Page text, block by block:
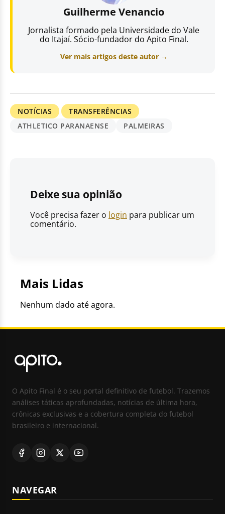
Guilherme Venancio
Jornalista formado pela Universidade do Vale
do Itajaí. Sócio-fundador do Apito Final.
Ver mais artigos deste autor →
NOTÍCIAS
TRANSFERÊNCIAS
ATHLETICO PARANAENSE
PALMEIRAS
Deixe sua opinião
Você precisa fazer o login para publicar um
comentário.
Mais Lidas
Nenhum dado até agora.
O Apito Final é o seu portal definitivo de futebol. Trazemos
análises táticas aprofundadas, notícias de última hora,
crônicas exclusivas e a cobertura completa do futebol
brasileiro e internacional.
NAVEGAR